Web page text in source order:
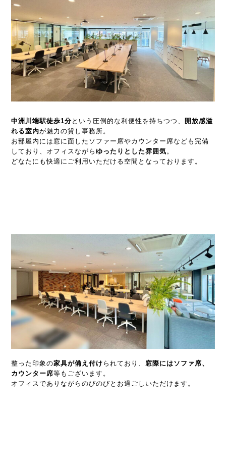
中洲川端駅徒歩1分という圧倒的な利便性を持ちつつ、
開放感溢
れる室内が魅力の貸し事務所。
お部屋内には窓に面したソファー席やカウンター席なども完備
しており、オフィスながらゆったりとした雰囲気 。
どなたにも快適にご利用いただける空間となっております。
整った印象の家具が備え付け られており、 窓際にはソファ席、
カウンター席等もございます。
オフィスでありながらのびのびとお過ごしいただけます。